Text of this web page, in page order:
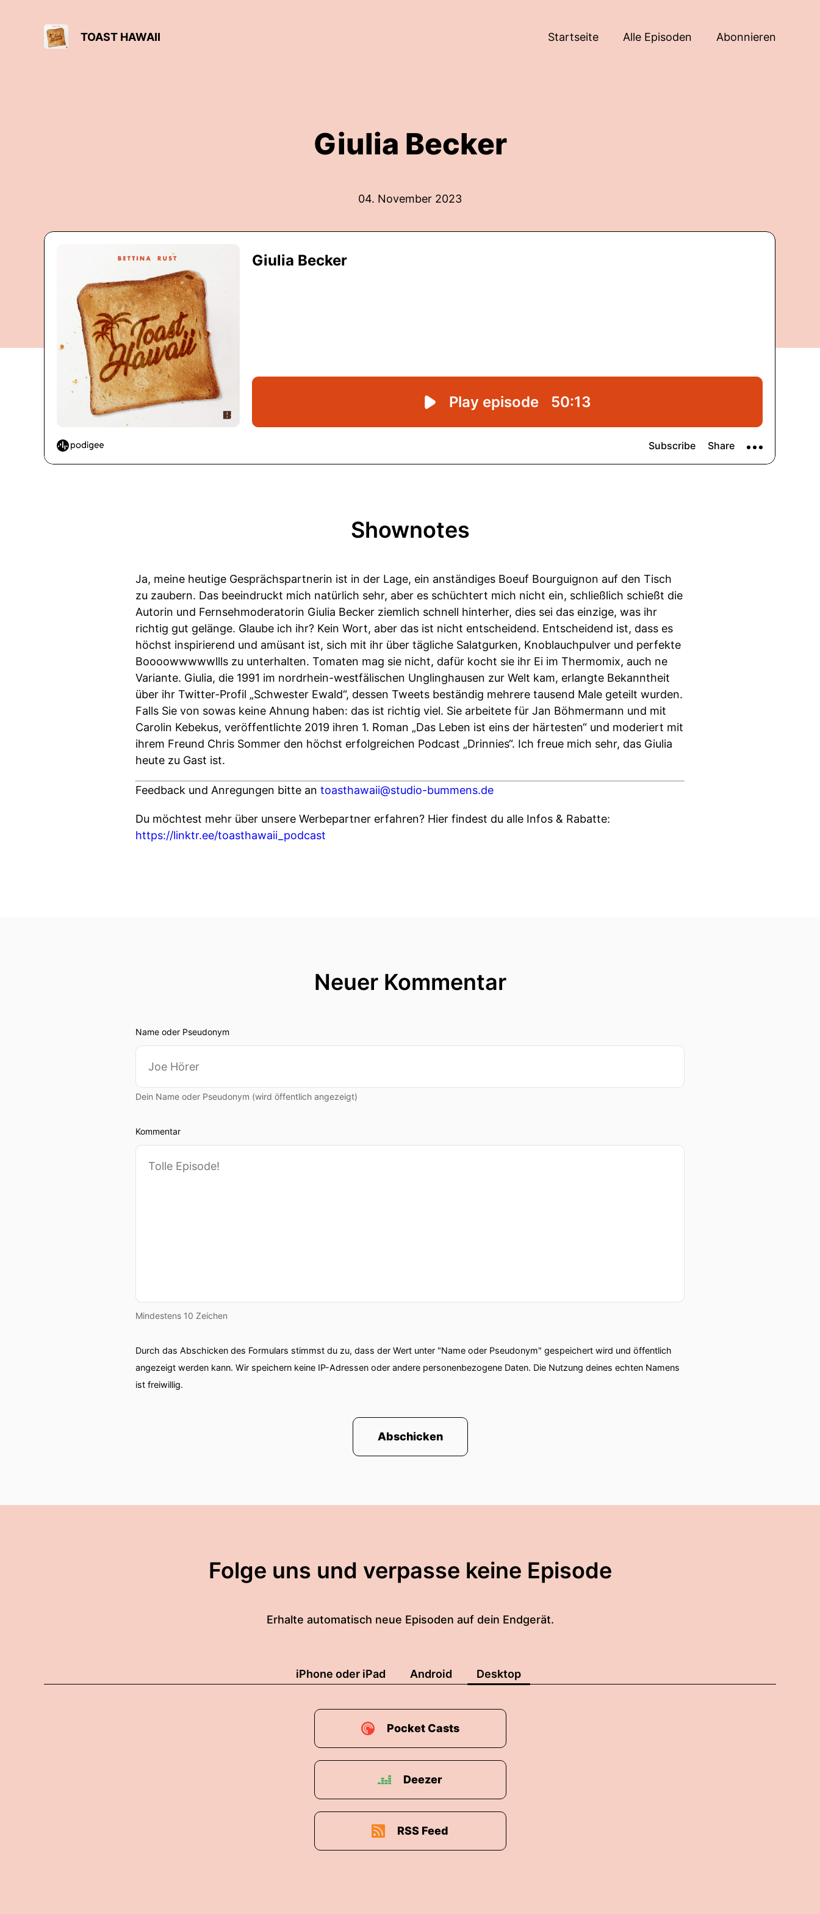
TOAST HAWAII Startseite Alle Episoden Abonnieren
Giulia Becker
04. November 2023
Shownotes
Ja, meine heutige Gesprächspartnerin ist in der Lage, ein anständiges Boeuf Bourguignon auf den Tisch
zu zaubern. Das beeindruckt mich natürlich sehr, aber es schüchtert mich nicht ein, schließlich schießt die
Autorin und Fernsehmoderatorin Giulia Becker ziemlich schnell hinterher, dies sei das einzige, was ihr
richtig gut gelänge. Glaube ich ihr? Kein Wort, aber das ist nicht entscheidend. Entscheidend ist, dass es
höchst inspirierend und amüsant ist, sich mit ihr über tägliche Salatgurken, Knoblauchpulver und perfekte
Boooowwwwwllls zu unterhalten. Tomaten mag sie nicht, dafür kocht sie ihr Ei im Thermomix, auch ne
Variante. Giulia, die 1991 im nordrhein-westfälischen Unglinghausen zur Welt kam, erlangte Bekanntheit
über ihr Twitter-Profil „Schwester Ewald“, dessen Tweets beständig mehrere tausend Male geteilt wurden.
Falls Sie von sowas keine Ahnung haben: das ist richtig viel. Sie arbeitete für Jan Böhmermann und mit
Carolin Kebekus, veröffentlichte 2019 ihren 1. Roman „Das Leben ist eins der härtesten“ und moderiert mit
ihrem Freund Chris Sommer den höchst erfolgreichen Podcast „Drinnies“. Ich freue mich sehr, das Giulia
heute zu Gast ist.
Feedback und Anregungen bitte an toasthawaii@studio-bummens.de
Du möchtest mehr über unsere Werbepartner erfahren? Hier findest du alle Infos & Rabatte:
https://linktr.ee/toasthawaii_podcast
Neuer Kommentar
Name oder Pseudonym
Dein Name oder Pseudonym (wird öffentlich angezeigt)
Kommentar
Mindestens 10 Zeichen
Durch das Abschicken des Formulars stimmst du zu, dass der Wert unter "Name oder Pseudonym" gespeichert wird und öffentlich
angezeigt werden kann. Wir speichern keine IP-Adressen oder andere personenbezogene Daten. Die Nutzung deines echten Namens
ist freiwillig.
Abschicken
Folge uns und verpasse keine Episode
Erhalte automatisch neue Episoden auf dein Endgerät.
iPhone oder iPad Android Desktop
Pocket Casts
Deezer
RSS Feed